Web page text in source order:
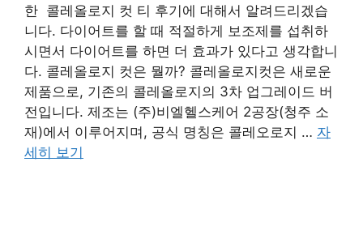
한 콜레올로지 컷 티 후기에 대해서 알려드리겠습
니다. 다이어트를 할 때 적절하게 보조제를 섭취하
시면서 다이어트를 하면 더 효과가 있다고 생각합니
다. 콜레올로지 컷은 뭘까? 콜레올로지컷은 새로운
제품으로, 기존의 콜레올로지의 3차 업그레이드 버
전입니다. 제조는 (주)비엘헬스케어 2공장(청주 소
재)에서 이루어지며, 공식 명칭은 콜레오로지 … 자
세히 보기